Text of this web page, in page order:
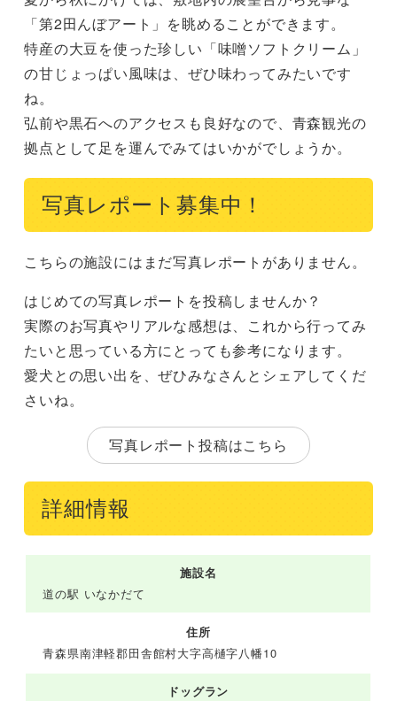
「第2田んぼアート」を眺めることができます。
特産の大豆を使った珍しい「味噌ソフトクリーム」
の甘じょっぱい風味は、ぜひ味わってみたいです
ね。
弘前や黒石へのアクセスも良好なので、青森観光の
拠点として足を運んでみてはいかがでしょうか。
写真レポート募集中！
こちらの施設にはまだ写真レポートがありません。
はじめての写真レポートを投稿しませんか？
実際のお写真やリアルな感想は、これから行ってみ
たいと思っている方にとっても参考になります。
愛犬との思い出を、ぜひみなさんとシェアしてくだ
さいね。
写真レポート投稿はこちら
詳細情報
施設名
道の駅 いなかだて
住所
青森県南津軽郡田舎館村大字高樋字八幡10
ドッグラン